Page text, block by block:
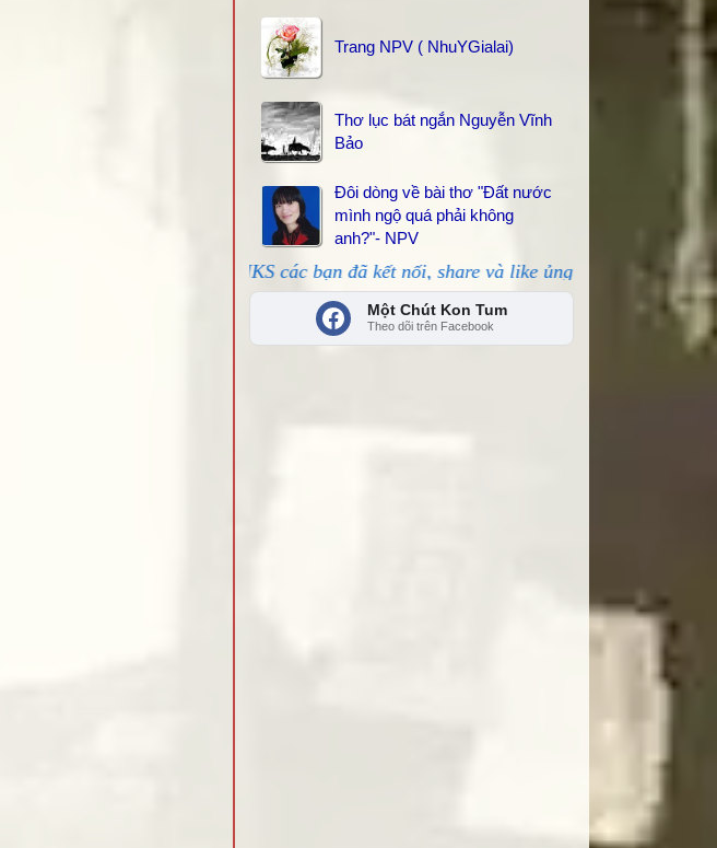
Trang NPV ( NhuYGialai)
Thơ lục bát ngắn Nguyễn Vĩnh
Bảo
Đôi dòng về bài thơ "Đất nước
mình ngộ quá phải không
anh?"- NPV
THANKS các bạn đã kết nối, share và like ủng hộ!
Một Chút Kon Tum
Theo dõi trên Facebook